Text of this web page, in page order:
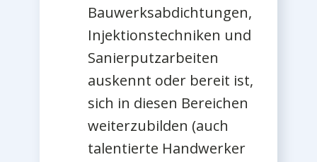
Bauwerksabdichtungen,
Injektionstechniken und
Sanierputzarbeiten
auskennt oder bereit ist,
sich in diesen Bereichen
weiterzubilden (auch
talentierte Handwerker